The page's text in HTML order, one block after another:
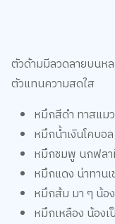
ตัวด้ามมีลวดลายบนหล
ตัวแทนความสดใส
หมึกสีดำ ทาสแม
หมึกน้ำเงินโคบอ
หมึกชมพู นกฟลา
หมึกแดง น่าทานเ
หมึกส้ม มา ๆ น้อ
หมึกเหลือง น้อง